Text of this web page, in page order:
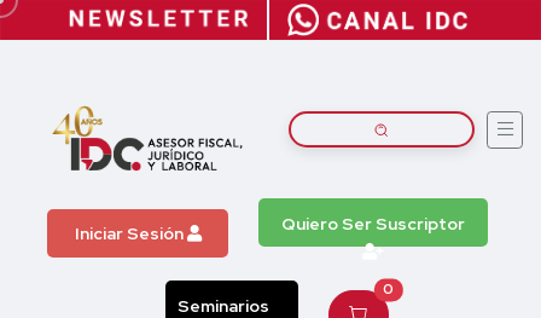
Iniciar Sesión Quiero Ser Suscriptor
Seminarios
0